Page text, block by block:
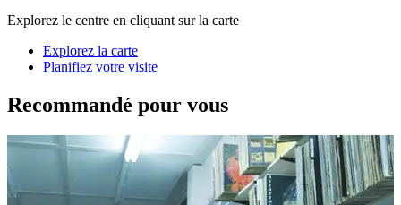
Explorez le centre en cliquant sur la carte
Explorez la carte
Planifiez votre visite
Recommandé pour vous